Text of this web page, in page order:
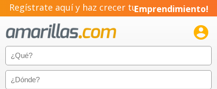
Regístrate aquí y haz crecer tuEmprendimiento!
